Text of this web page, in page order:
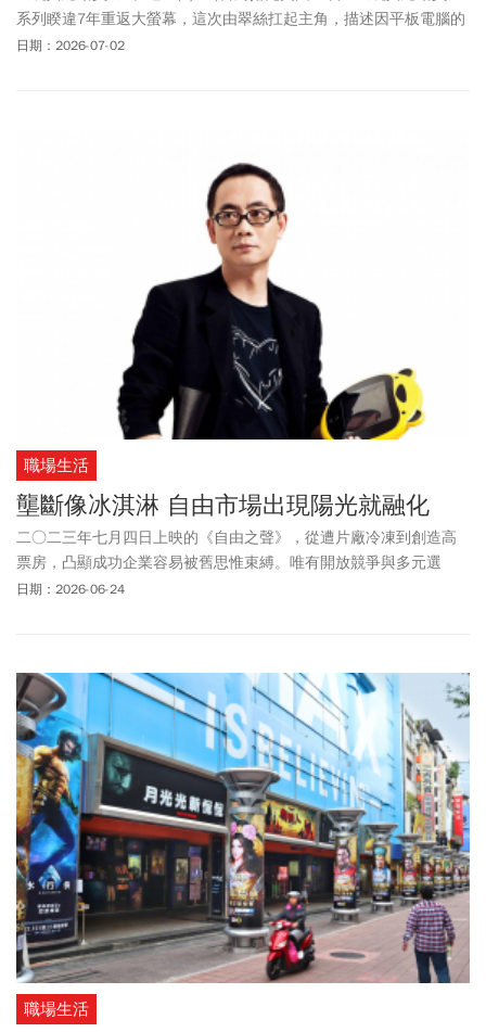
系列睽違7年重返大螢幕，這次由翠絲扛起主角，描述因平板電腦的
出現造成玩具們的危機，貼近生活又能夠引起大人省思的劇情，首
日期：2026-07-02
職場生活
壟斷像冰淇淋 自由市場出現陽光就融化
二○二三年七月四日上映的《自由之聲》，從遭片廠冷凍到創造高
票房，凸顯成功企業容易被舊思惟束縛。唯有開放競爭與多元選
擇，才能讓被忽視的機會獲得市場驗證，避免創新被扼殺。
日期：2026-06-24
職場生活